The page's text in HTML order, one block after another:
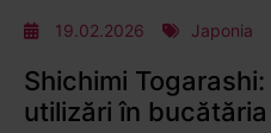
19.02.2026 Japonia
Shichimi
utilizări în